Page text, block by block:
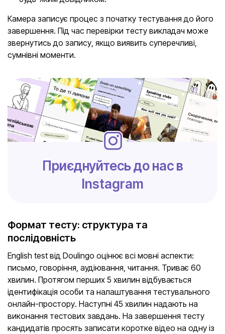
Камера записує процес з початку тестування до його
завершення. Під час перевірки тесту викладач може
звернутись до запису, якщо виявить суперечливі,
сумнівні моменти.
Приєднуйтесь до нас в
Instagram
Формат тесту: структура та
послідовність
Еnglish test від Doulingo оцінює всі мовні аспекти:
письмо, говоріння, аудіювання, читання. Триває 60
хвилин. Протягом перших 5 хвилин відбувається
ідентифікація особи та налаштування тестувального
онлайн-простору. Наступні 45 хвилин надають на
виконання тестових завдань. На завершення тесту
кандидатів просять записати коротке відео на одну із